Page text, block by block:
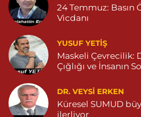
24 Temmuz: Basın
Vicdanı
YUSUF YETİŞ
Maskeli Çevrecilik:
Çığlığı ve İnsanın
DR. VEYSI ERKEN
Küresel SUMUD
ilerliyor